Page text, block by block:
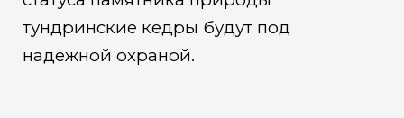
тундринские кедры будут под
надёжной охраной.